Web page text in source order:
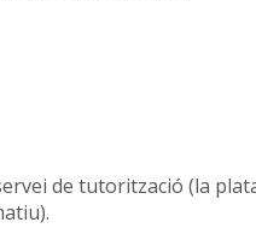
de tutorització (la